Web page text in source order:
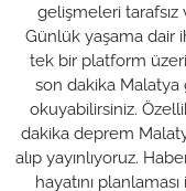
gelişmeleri tarafsız
Günlük yaşama dair
tek bir platform
son dakika Malatya
okuyabilirsiniz.
dakika deprem
alıp yayınlıyoruz.
hayatını